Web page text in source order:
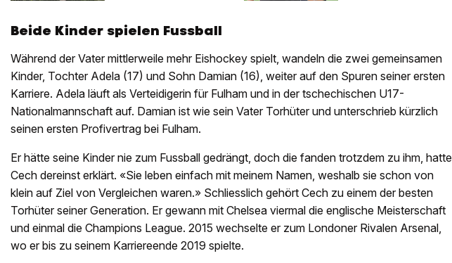
Beide Kinder spielen Fussball
Während der Vater mittlerweile mehr Eishockey spielt, wandeln die zwei gemeinsamen
Kinder, Tochter Adela (17) und Sohn Damian (16), weiter auf den Spuren seiner ersten
Karriere. Adela läuft als Verteidigerin für Fulham und in der tschechischen U17-
Nationalmannschaft auf. Damian ist wie sein Vater Torhüter und unterschrieb kürzlich
seinen ersten Profivertrag bei Fulham.
Er hätte seine Kinder nie zum Fussball gedrängt, doch die fanden trotzdem zu ihm, hatte
Cech dereinst erklärt. «Sie leben einfach mit meinem Namen, weshalb sie schon von
klein auf Ziel von Vergleichen waren.» Schliesslich gehört Cech zu einem der besten
Torhüter seiner Generation. Er gewann mit Chelsea viermal die englische Meisterschaft
und einmal die Champions League. 2015 wechselte er zum Londoner Rivalen Arsenal,
wo er bis zu seinem Karriereende 2019 spielte.